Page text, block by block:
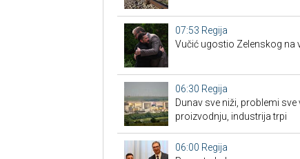
07:53 Regija
Vučić ugostio Zelenskog na
06:30 Regija
Dunav sve niži, problemi
proizvodnju, industrija trpi
06:00 Regija